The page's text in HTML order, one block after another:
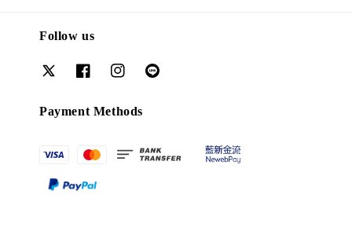
Follow us
Payment Methods